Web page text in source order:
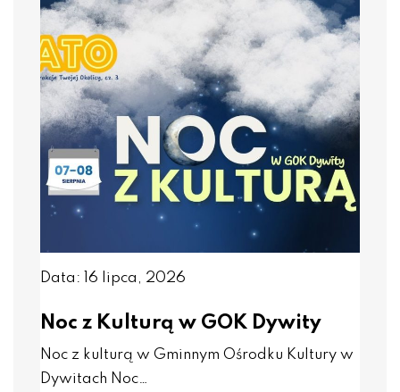
Data: 16 lipca, 2026
Noc z Kulturą w GOK Dywity
Noc z kulturą w Gminnym Ośrodku Kultury w
Dywitach Noc…